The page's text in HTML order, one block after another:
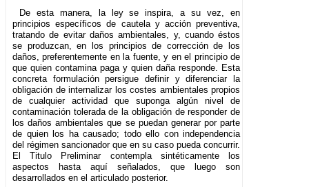
De esta manera, la ley se inspira, a su vez, en
principios específicos de cautela y acción preventiva,
tratando de evitar daños ambientales, y, cuando éstos
se produzcan, en los principios de corrección de los
daños, preferentemente en la fuente, y en el principio de
que quien contamina paga y quien daña responde. Esta
concreta formulación persigue definir y diferenciar la
obligación de internalizar los costes ambientales propios
de cualquier actividad que suponga algún nivel de
contaminación tolerada de la obligación de responder de
los daños ambientales que se puedan generar por parte
de quien los ha causado; todo ello con independencia
del régimen sancionador que en su caso pueda concurrir.
El Titulo Preliminar contempla sintéticamente los
aspectos hasta aquí señalados, que luego son
desarrollados en el articulado posterior.